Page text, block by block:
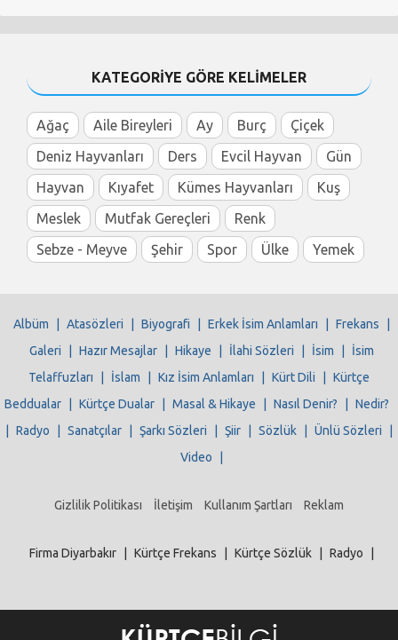
KATEGORİYE GÖRE KELİMELER
Ağaç Aile Bireyleri Ay Burç
Çiçek
Deniz Hayvanları
Ders Evcil Hayvan
Gün
Hayvan
Kıyafet Kümes Hayvanları
Kuş
Meslek
Mutfak Gereçleri
Renk
Sebze - Meyve
Şehir Spor Ülke Yemek
Albüm Atasözleri Biyografi Erkek İsim Anlamları Frekans
Galeri
Hazır Mesajlar Hikaye İlahi Sözleri İsim
İsim
Telaffuzları
İslam Kız İsim Anlamları Kürt Dili
Kürtçe
Beddualar
Kürtçe Dualar Masal & Hikaye Nasıl Denir?
Nedir?
Radyo Sanatçılar Şarkı Sözleri Şiir Sözlük Ünlü Sözleri
Video
Gizlilik Politikası İletişim Kullanım Şartları Reklam
Firma Diyarbakır Kürtçe Frekans Kürtçe Sözlük Radyo